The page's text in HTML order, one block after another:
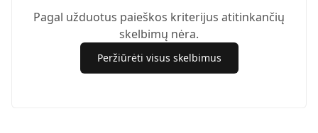
Pagal užduotus paieškos kriterijus atitinkančių
skelbimų nėra.
Peržiūrėti visus skelbimus